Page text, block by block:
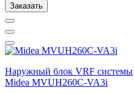
Заказать
Наружный блок VRF системы
Midea MVUH260C-VA3i